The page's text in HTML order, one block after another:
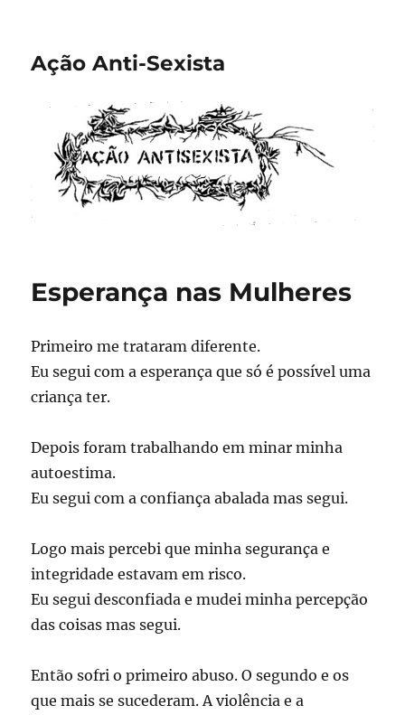
Ação Anti-Sexista
Esperança nas Mulheres
Primeiro me trataram diferente.
Eu segui com a esperança que só é possível uma
criança ter.
Depois foram trabalhando em minar minha
autoestima.
Eu segui com a confiança abalada mas segui.
Logo mais percebi que minha segurança e
integridade estavam em risco.
Eu segui desconfiada e mudei minha percepção
das coisas mas segui.
Então sofri o primeiro abuso. O segundo e os
que mais se sucederam. A violência e a